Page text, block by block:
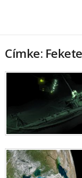
Címke: